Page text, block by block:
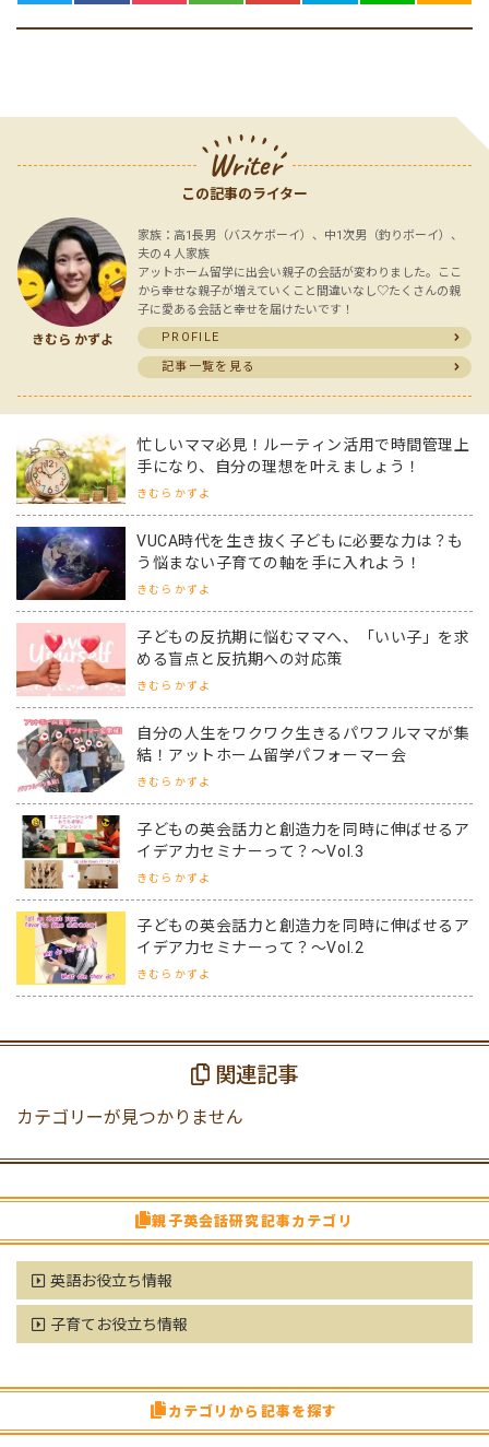
Writer
この記事のライター
きむら かずよ
家族：高1長男（バスケボーイ）、中1次男（釣りボーイ）、
夫の４人家族
アットホーム留学に出会い親子の会話が変わりました。ここ
から幸せな親子が増えていくこと間違いなし♡たくさんの親
子に愛ある会話と幸せを届けたいです！
PROFILE
記事一覧を見る
忙しいママ必見！ルーティン活用で時間管理上
手になり、自分の理想を叶えましょう！
きむら かずよ
VUCA時代を生き抜く子どもに必要な力は？も
う悩まない子育ての軸を手に入れよう！
きむら かずよ
子どもの反抗期に悩むママへ、「いい子」を求
める盲点と反抗期への対応策
きむら かずよ
自分の人生をワクワク生きるパワフルママが集
結！アットホーム留学パフォーマー会
きむら かずよ
子どもの英会話力と創造力を同時に伸ばせるア
イデア力セミナーって？～Vol.3
きむら かずよ
子どもの英会話力と創造力を同時に伸ばせるア
イデア力セミナーって？～Vol.2
きむら かずよ
関連記事
カテゴリーが見つかりません
親子英会話研究記事カテゴリ
英語お役立ち情報
子育てお役立ち情報
カテゴリから記事を探す